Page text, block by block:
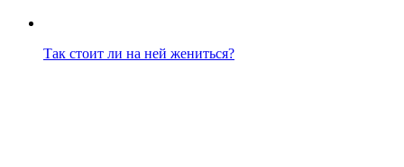
Так стоит ли на ней жениться?